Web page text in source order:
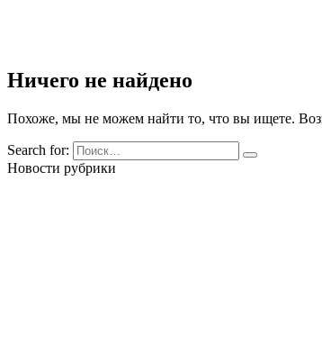
Ничего не найдено
Похоже, мы не можем найти то, что вы ищете.
Search for:
Новости рубрики